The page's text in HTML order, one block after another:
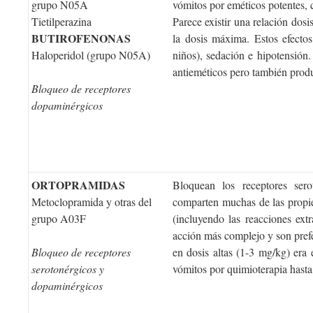
grupo N05A
Tietilperazina
BUTIROFENONAS
Haloperidol (grupo N05A)
Bloqueo de receptores
dopaminérgicos
vómitos por eméticos
Parece existir una relación
la dosis máxima. Estos
niños), sedación e
antieméticos pero también
ORTOPRAMIDAS
Metoclopramida y otras del
grupo A03F
Bloqueo de receptores
serotonérgicos y
dopaminérgicos
Bloquean los receptores
comparten muchas de las
(incluyendo las reacciones
acción más complejo y son
en dosis altas (1-3 mg/kg) era
vómitos por quimioterapia